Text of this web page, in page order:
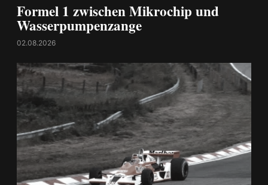
Formel 1 zwischen Mikrochip und
Wasserpumpenzange
02.08.2026